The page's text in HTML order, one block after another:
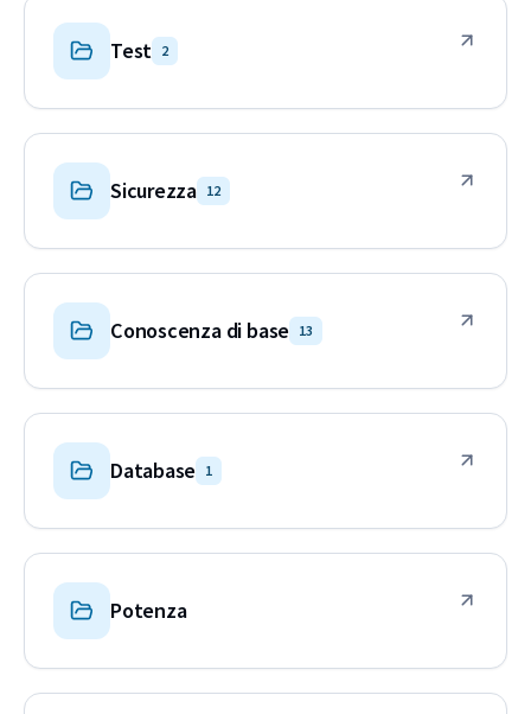
Test 2
Sicurezza 12
Conoscenza di base 13
Database 1
Potenza